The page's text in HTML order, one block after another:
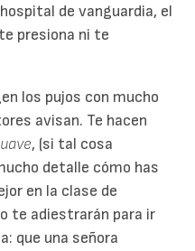
de vanguardia, el
presiona ni te
los pujos con mucho
avisan. Te hacen
, (si tal cosa
detalle cómo has
en la clase de
te adiestrarán para ir
que una señora